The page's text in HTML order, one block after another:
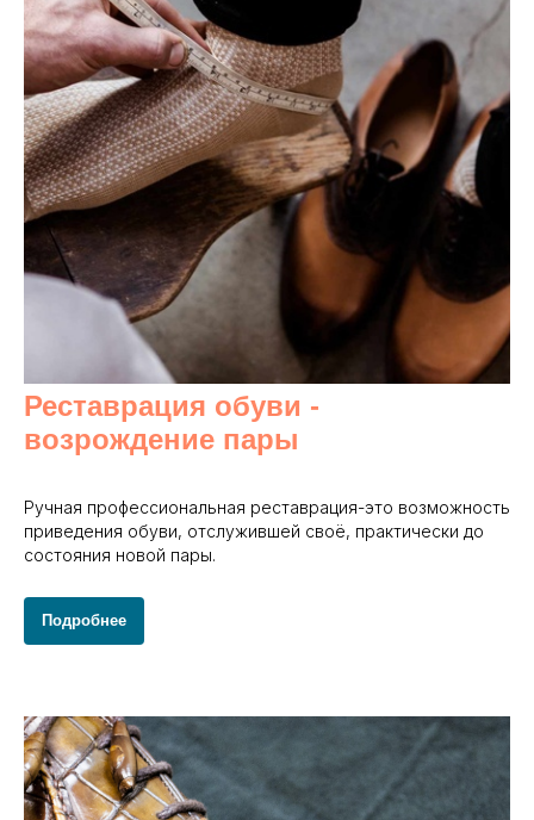
Реставрация обуви -
возрождение пары
Ручная профессиональная реставрация-это возможность
приведения обуви, отслужившей своё, практически до
состояния новой пары.
Подробнее